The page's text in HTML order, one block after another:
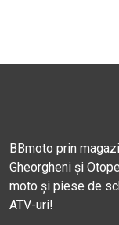
BBmoto prin
Gheorgheni și
moto și piese de
ATV-uri!